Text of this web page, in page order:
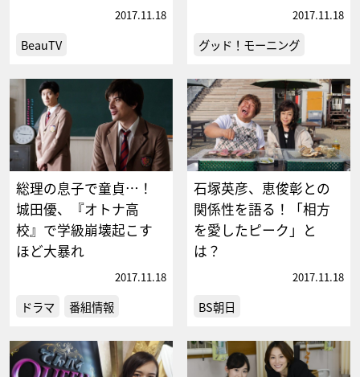
2017.11.18
BeauTV
2017.11.18
グッド！モーニング
総理の息子で童貞…！
城田優、『オトナ高
校』で学級崩壊起こす
ほど大暴れ
2017.11.18
ドラマ 番組情報
石塚英彦、恵俊彰との
関係性を語る！「相方
を愛したピーク」と
は？
2017.11.18
BS朝日